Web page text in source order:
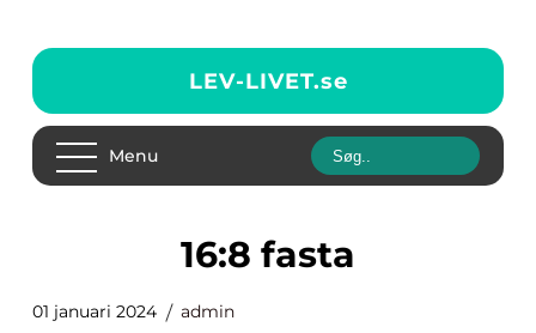
LEV-LIVET.se
Menu
16:8 fasta
01 januari 2024 admin